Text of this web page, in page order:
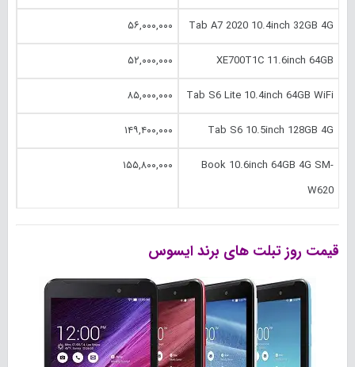
Tab A7 2020 10.‎4inch 32GB 4G ۵۶,۰۰۰,۰۰۰
XE700T1C 11.‎6inch 64GB ۵۲,۰۰۰,۰۰۰
Tab S6 Lite 10.‎4inch 64GB WiFi ۸۵,۰۰۰,۰۰۰
Tab S6 10.‎5inch 128GB 4G ۱۴۹,۴۰۰,۰۰۰
Book 10.‎6inch 64GB 4G SM-
W620
۱۵۵,۸۰۰,۰۰۰
قیمت روز تبلت های برند ایسوس